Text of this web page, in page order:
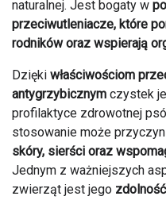
naturalnej. Jest bogaty w
przeciwutleniacze, które
rodników oraz wspierają
Dzięki właściwościom
antygrzybicznym czystek
profilaktyce zdrowotnej
stosowanie może
skóry, sierści oraz
Jednym z ważniejszych
zwierząt jest jego